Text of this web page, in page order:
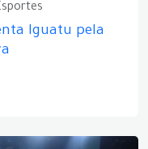
Iguatu pela